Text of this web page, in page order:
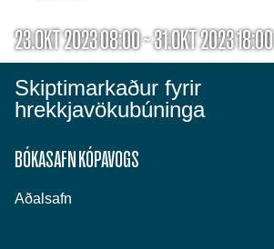
23.OKT 2023 08:00 ~ 31.OKT 2023 18:00
Skiptimarkaður fyrir
hrekkjavökubúninga
BÓKASAFN KÓPAVOGS
Aðalsafn